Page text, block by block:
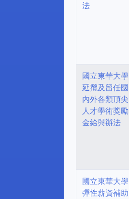
法
國立東華大學
延攬及留任國
內外各類頂尖
人才學術獎勵
金給與辦法
國立東華大學
彈性薪資補助